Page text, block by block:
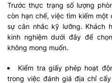
Trước thực trạng số lượng
còn hạn chế, việc tìm kiếm
sự cân nhắc kỹ lưỡng. Khách
kinh nghiệm dưới đây để
không mong muốn.
Kiểm tra giấy phép hoạt
trong việc đánh giá địa chỉ